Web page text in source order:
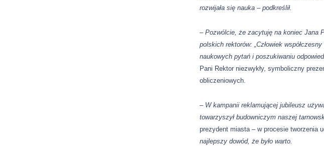
rozwijała się nauka – podkreślił.
– Pozwólcie, że zacytujęna koniecJana
polskich rektorów: „Człowiek
naukowych pytań i poszukiwaniu
Pani Rektor niezwykły, symboliczny
obliczeniowych.
– W kampanii reklamującej jubileusz
towarzyszył budowniczym naszej
prezydent miasta – w procesie tworzenia
najlepszy dowód, że było warto.